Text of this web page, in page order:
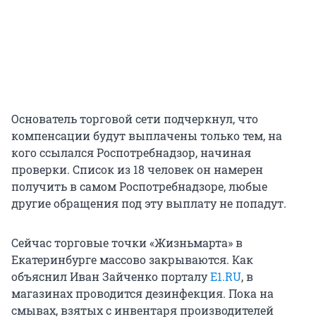
Основатель торговой сети подчеркнул, что
компенсации будут выплачены только тем, на
кого ссылался Роспотребнадзор, начиная
проверки. Список из 18 человек он намерен
получить в самом Роспотребнадзоре, любые
другие обращения под эту выплату не попадут.
Сейчас торговые точки «Жизньмарта» в
Екатеринбурге массово закрываются. Как
объяснил Иван Зайченко порталуE1.RU, в
магазинах проводится дезинфекция. Пока на
смывах, взятых с инвентаря производителей